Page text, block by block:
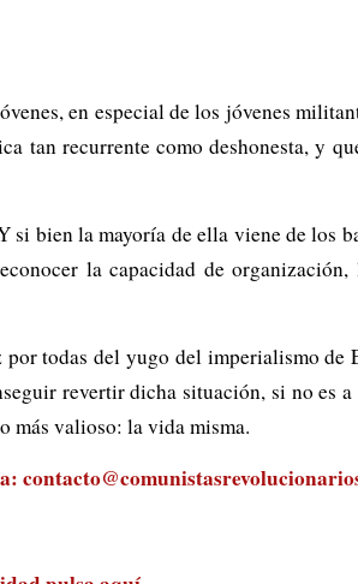
en especial de los jóvenes
tan recurrente como deshonesta, y
bien la mayoría de ella viene de los
la capacidad de
todas del yugo del imperialismo de
revertir dicha situación, si no es
más valioso: la vida misma.